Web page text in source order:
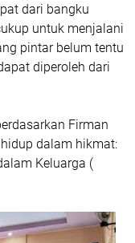
dari bangku
untuk menjalani
pintar belum tentu
diperoleh dari
Firman
dalam hikmat:
Keluarga (